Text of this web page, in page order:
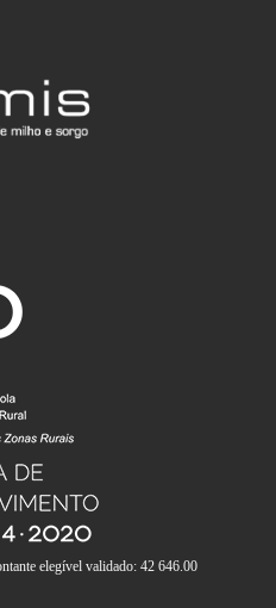
elegível validado: 42 646.00